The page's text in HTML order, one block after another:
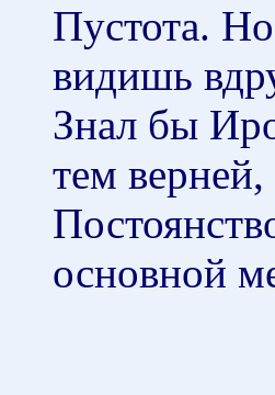
Пустота.
видишь
Знал бы
тем
основной